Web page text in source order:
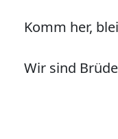
Komm her,
Wir sind